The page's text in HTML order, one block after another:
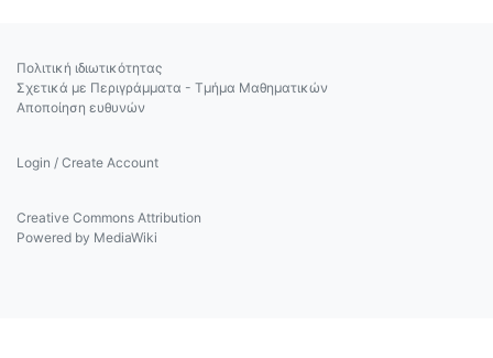
Πολιτική ιδιωτικότητας
Σχετικά με Περιγράμματα - Τμήμα Μαθηματικών
Αποποίηση ευθυνών
Login / Create Account
Creative Commons Attribution
Powered by MediaWiki